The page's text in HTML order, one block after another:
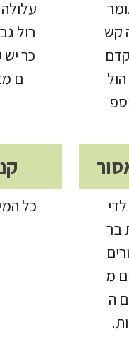
קש
רול
כר יש
ם
בר
מ
ה
כל